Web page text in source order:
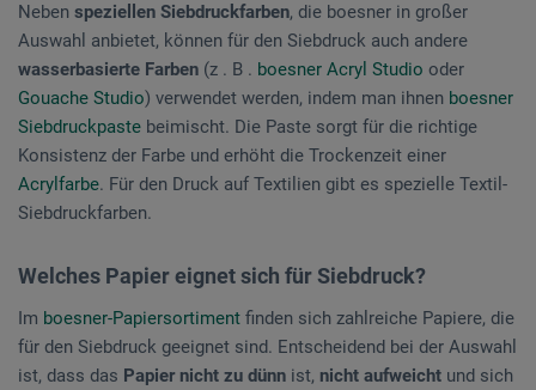
Neben speziellen Siebdruckfarben, die boesner in großer
Auswahl anbietet, können für den Siebdruck auch andere
wasserbasierte Farben (z . B . boesner Acryl Studio oder
Gouache Studio) verwendet werden, indem man ihnen boesner
Siebdruckpaste beimischt. Die Paste sorgt für die richtige
Konsistenz der Farbe und erhöht die Trockenzeit einer
Acrylfarbe. Für den Druck auf Textilien gibt es spezielle Textil-
Siebdruckfarben.
Welches Papier eignet sich für Siebdruck?
Im boesner-Papiersortiment finden sich zahlreiche Papiere, die
für den Siebdruck geeignet sind. Entscheidend bei der Auswahl
ist, dass das Papier nicht zu dünn ist, nicht aufweicht und sich